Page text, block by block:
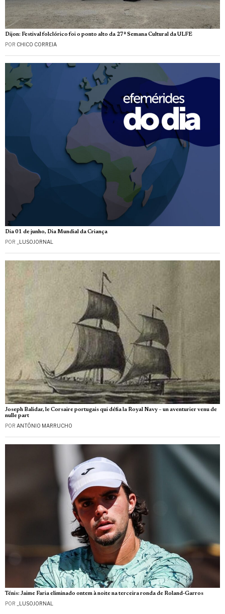
Dijon: Festival folclórico foi o ponto alto da 27ª Semana Cultural da ULFE
POR CHICO CORREIA
Dia 01 de junho, Dia Mundial da Criança
POR _LUSOJORNAL
Joseph Balidar, le Corsaire portugais qui défia la Royal Navy – un aventurier venu de
nulle part
POR ANTÓNIO MARRUCHO
Ténis: Jaime Faria eliminado ontem à noite na terceira ronda de Roland-Garros
POR _LUSOJORNAL